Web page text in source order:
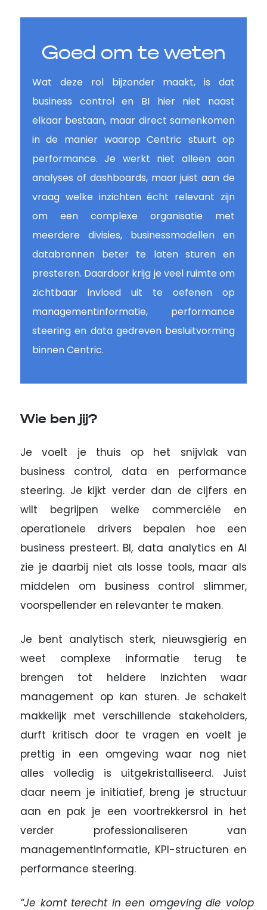
Goed om te weten
Wat deze rol bijzonder maakt, is dat
business control en BI hier niet naast
elkaar bestaan, maar direct samenkomen
in de manier waarop Centric stuurt op
performance. Je werkt niet alleen aan
analyses of dashboards, maar juist aan de
vraag welke inzichten écht relevant zijn
om een complexe organisatie met
meerdere divisies, businessmodellen en
databronnen beter te laten sturen en
presteren. Daardoor krijg je veel ruimte om
zichtbaar invloed uit te oefenen op
managementinformatie, performance
steering en data gedreven besluitvorming
binnen Centric.
Wie ben jij?
Je voelt je thuis op het snijvlak van
business control, data en performance
steering. Je kijkt verder dan de cijfers en
wilt begrijpen welke commerciële en
operationele drivers bepalen hoe een
business presteert. BI, data analytics en AI
zie je daarbij niet als losse tools, maar als
middelen om business control slimmer,
voorspellender en relevanter te maken.
Je bent analytisch sterk, nieuwsgierig en
weet complexe informatie terug te
brengen tot heldere inzichten waar
management op kan sturen. Je schakelt
makkelijk met verschillende stakeholders,
durft kritisch door te vragen en voelt je
prettig in een omgeving waar nog niet
alles volledig is uitgekristalliseerd. Juist
daar neem je initiatief, breng je structuur
aan en pak je een voortrekkersrol in het
verder professionaliseren van
managementinformatie, KPI-structuren en
performance steering.
“Je komt terecht in een omgeving die volop